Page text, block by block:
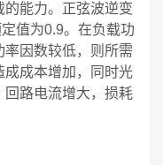
能力。正弦波逆变
值为0.9。在负载功
因数较低，则所需
成成本增加，同时光
回路电流增大，损耗